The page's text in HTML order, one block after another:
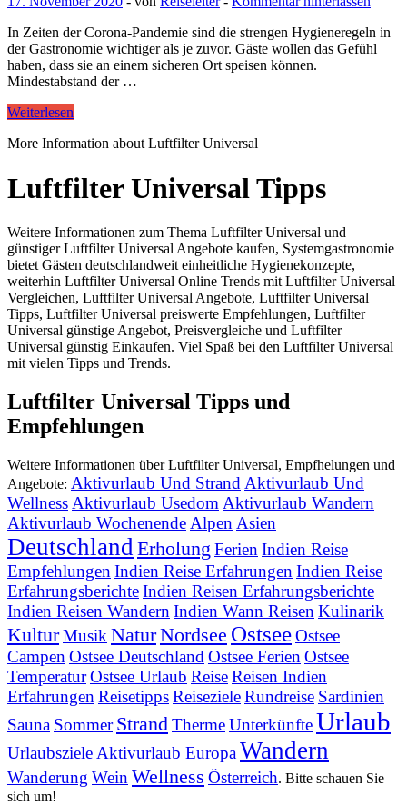
In Zeiten der Corona-Pandemie sind die strengen Hygieneregeln in
der Gastronomie wichtiger als je zuvor. Gäste wollen das Gefühl
haben, dass sie an einem sicheren Ort speisen können.
Mindestabstand der …
Weiterlesen
More Information about Luftfilter Universal
Luftfilter Universal Tipps
Weitere Informationen zum Thema Luftfilter Universal und
günstiger Luftfilter Universal Angebote kaufen, Systemgastronomie
bietet Gästen deutschlandweit einheitliche Hygienekonzepte,
weiterhin Luftfilter Universal Online Trends mit Luftfilter Universal
Vergleichen, Luftfilter Universal Angebote, Luftfilter Universal
Tipps, Luftfilter Universal preiswerte Empfehlungen, Luftfilter
Universal günstige Angebot, Preisvergleiche und Luftfilter
Universal günstig Einkaufen. Viel Spaß bei den Luftfilter Universal
mit vielen Tipps und Trends.
Luftfilter Universal Tipps und
Empfehlungen
Weitere Informationen über Luftfilter Universal, Empfhelungen und
Angebote: Aktivurlaub Und Strand Aktivurlaub Und
Wellness Aktivurlaub Usedom Aktivurlaub Wandern
Aktivurlaub Wochenende Alpen Asien
DeutschlandErholung Ferien Indien Reise
Empfehlungen Indien Reise Erfahrungen Indien Reise
ErfahrungsberichteIndien Reisen Erfahrungsberichte
Indien Reisen Wandern Indien Wann Reisen Kulinarik
KulturMusik NaturNordsee OstseeOstsee
Campen Ostsee Deutschland Ostsee Ferien Ostsee
TemperaturOstsee Urlaub ReiseReisen Indien
Erfahrungen ReisetippsReisezieleRundreise Sardinien
Sauna Sommer StrandThermeUnterkünfteUrlaub
Urlaubsziele Aktivurlaub EuropaWandern
Wanderung Wein Wellness Österreich. Bitte schauen Sie
sich um!